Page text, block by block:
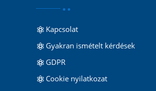
Kapcsolat
Gyakran ismételt kérdések
GDPR
Cookie nyilatkozat